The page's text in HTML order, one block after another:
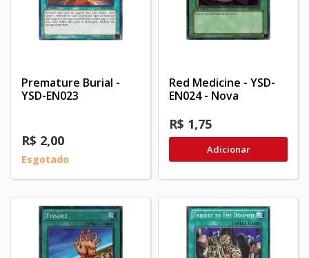
Premature Burial -
YSD-EN023
R$ 2,00
Esgotado
Red Medicine - YSD-
EN024 - Nova
R$ 1,75
Adicionar